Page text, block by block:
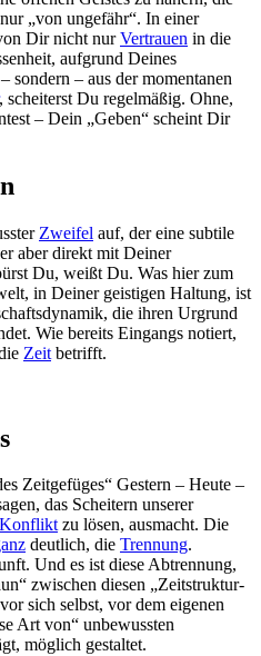
„von ungefähr“. In einer
Dir nicht nurVertrauen in die
aufgrund Deines
sondern – aus der momentanen
, scheiterst Du regelmäßig. Ohne,
– Dein „Geben“ scheint Dir
Zweifel auf, der eine subtile
aber direkt mit Deiner
Du, weißt Du. Was hier zum
in Deiner geistigen Haltung, ist
die ihren Urgrund
Wie bereits Eingangs notiert,
Zeit betrifft.
Zeitgefüges“ Gestern – Heute –
das Scheitern unserer
Konfliktzu lösen, ausmacht. Die
deutlich, die Trennung.
Und es ist diese Abtrennung,
zwischen diesen „Zeitstruktur-
sich selbst, vor dem eigenen
Art von“ unbewussten
möglich gestaltet.